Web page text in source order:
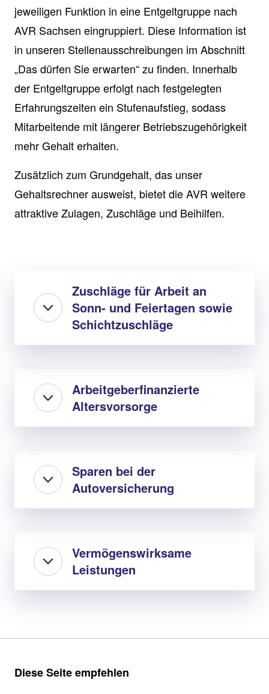
jeweiligen Funktion in eine Entgeltgruppe nach
AVR Sachsen eingruppiert. Diese Information ist
in unseren Stellenausschreibungen im Abschnitt
„Das dürfen Sie erwarten“ zu finden. Innerhalb
der Entgeltgruppe erfolgt nach festgelegten
Erfahrungszeiten ein Stufenaufstieg, sodass
Mitarbeitende mit längerer Betriebszugehörigkeit
mehr Gehalt erhalten.
Zusätzlich zum Grundgehalt, das unser
Gehaltsrechner ausweist, bietet die AVR weitere
attraktive Zulagen, Zuschläge und Beihilfen.
Zuschläge für Arbeit an
Sonn- und Feiertagen sowie
Schichtzuschläge
Arbeitgeberfinanzierte
Altersvorsorge
Sparen bei der
Autoversicherung
Vermögenswirksame
Leistungen
Diese Seite empfehlen